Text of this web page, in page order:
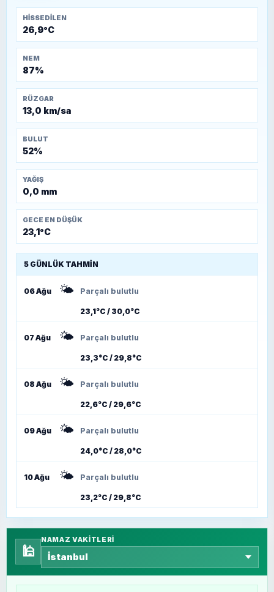
HISSEDILEN
26,9°C
NEM
87%
RÜZGAR
13,0 km/sa
BULUT
52%
YAĞIŞ
0,0 mm
GECE EN DÜŞÜK
23,1°C
5 GÜNLÜK TAHMIN
06 Ağu 🌤️ Parçalı bulutlu
23,1°C / 30,0°C
07 Ağu 🌤️ Parçalı bulutlu
23,3°C / 29,8°C
08 Ağu 🌤️ Parçalı bulutlu
22,6°C / 29,6°C
09 Ağu 🌤️ Parçalı bulutlu
24,0°C / 28,0°C
10 Ağu 🌤️ Parçalı bulutlu
23,2°C / 29,8°C
🕌
NAMAZ VAKITLERI